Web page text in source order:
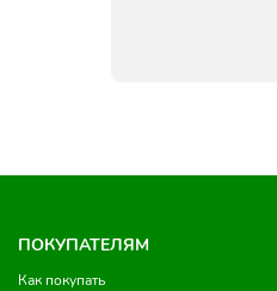
ПОКУПАТЕЛЯМ
Как покупать